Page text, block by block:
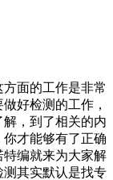
面的工作是非常
好检测的工作，
，到了相关的内
才能够有了正确
编就来为大家解
其实默认是找专